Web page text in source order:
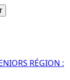
RÉGION :